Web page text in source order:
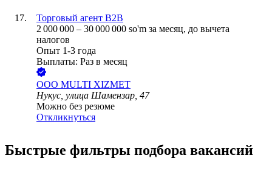
Торговый агент B2B
2 000 000 – 30 000 000 so'm за месяц, до вычета
налогов
Опыт 1-3 года
Выплаты: Раз в месяц
ООО MULTI XIZMET
Нукус, улица Шамензар, 47
Можно без резюме
Откликнуться
Быстрые фильтры подбора вакансий